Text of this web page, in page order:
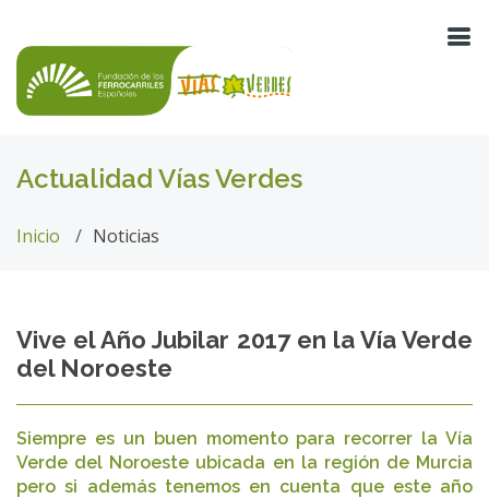
Actualidad Vías Verdes
Inicio Noticias
Vive el Año Jubilar 2017 en la Vía Verde
del Noroeste
Siempre es un buen momento para recorrer la Vía
Verde del Noroeste ubicada en la región de Murcia
pero si además tenemos en cuenta que este año